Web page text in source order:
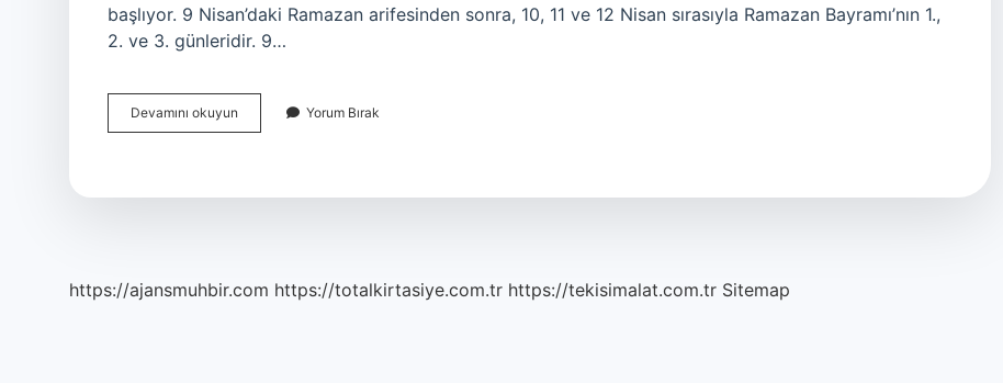
başlıyor. 9 Nisan’daki Ramazan arifesinden sonra, 10, 11 ve 12 Nisan sırasıyla Ramazan Bayramı’nın 1.,
2. ve 3. günleridir. 9…
Devamını okuyun
Arefesi
Yorum Bırak
https://ajansmuhbir.com https://totalkirtasiye.com.tr https://tekisimalat.com.tr Sitemap